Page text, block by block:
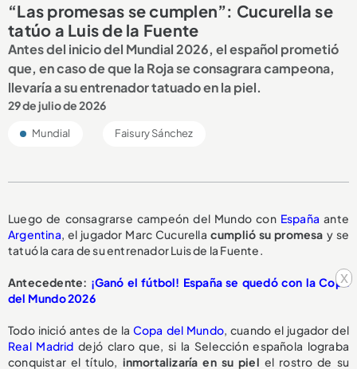
x
“Las promesas se cumplen”: Cucurella se
tatúo a Luis de la Fuente
Antes del inicio del Mundial 2026, el español prometió
que, en caso de que la Roja se consagrara campeona,
llevaría a su entrenador tatuado en la piel.
29 de julio de 2026
Mundial Faisury Sánchez
Luego de consagrarse campeón del Mundo con España ante
Argentina, el jugador Marc Cucurella cumplió su promesa y se
tatuó la cara de su entrenador Luis de la Fuente.
Antecedente: ¡Ganó el fútbol! España se quedó con la Copa
del Mundo 2026
Todo inició antes de la Copa del Mundo, cuando el jugador del
Real Madriddejó claro que, si la Selección española lograba
conquistar el título, inmortalizaría en su piel el rostro de su